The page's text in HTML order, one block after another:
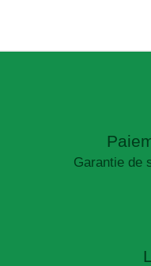
Garantie de